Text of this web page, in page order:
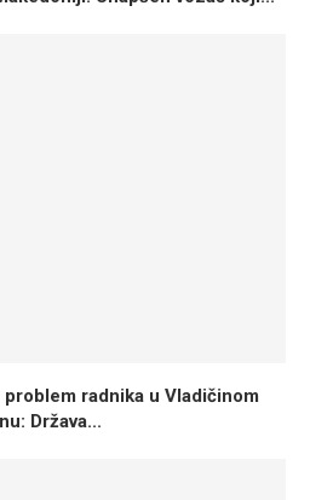
radnika u Vladičinom
Država...